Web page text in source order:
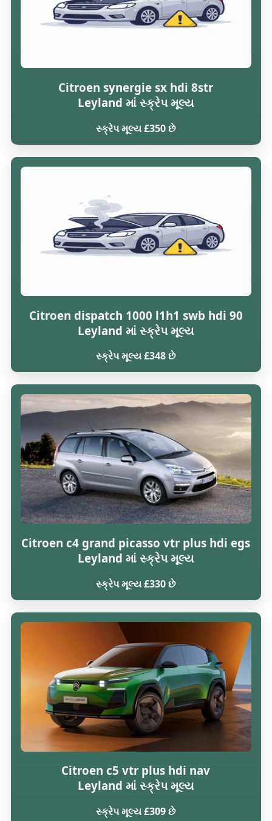
Citroen synergie sx hdi 8str
Leyland માં સ્ક્રેપ મૂલ્ય
સ્ક્રેપ મૂલ્ય £350 છે
Citroen dispatch 1000 l1h1 swb hdi 90
Leyland માં સ્ક્રેપ મૂલ્ય
સ્ક્રેપ મૂલ્ય £348 છે
Citroen c4 grand picasso vtr plus hdi egs
Leyland માં સ્ક્રેપ મૂલ્ય
સ્ક્રેપ મૂલ્ય £330 છે
Citroen c5 vtr plus hdi nav
Leyland માં સ્ક્રેપ મૂલ્ય
સ્ક્રેપ મૂલ્ય £309 છે